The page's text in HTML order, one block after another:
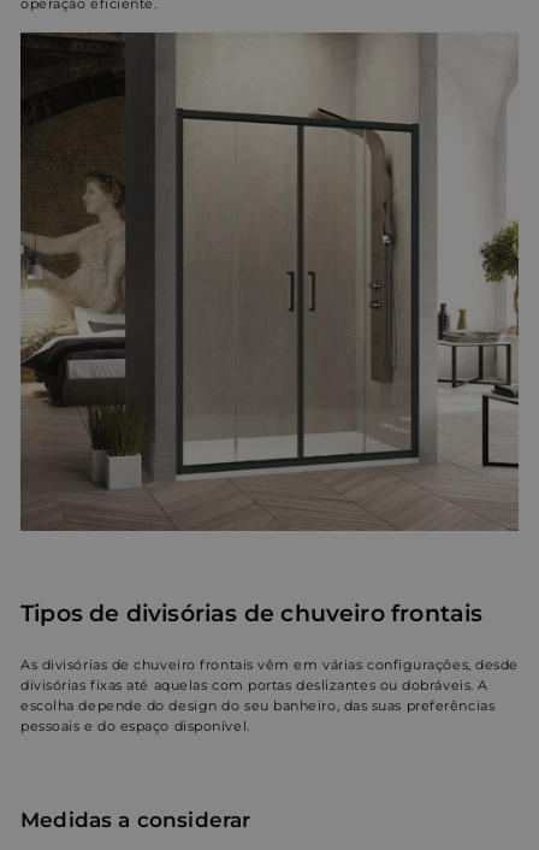
operação eficiente.
Tipos de divisórias de chuveiro frontais
As divisórias de chuveiro frontais vêm em várias configurações, desde
divisórias fixas até aquelas com portas deslizantes ou dobráveis. A
escolha depende do design do seu banheiro, das suas preferências
pessoais e do espaço disponível.
Medidas a considerar